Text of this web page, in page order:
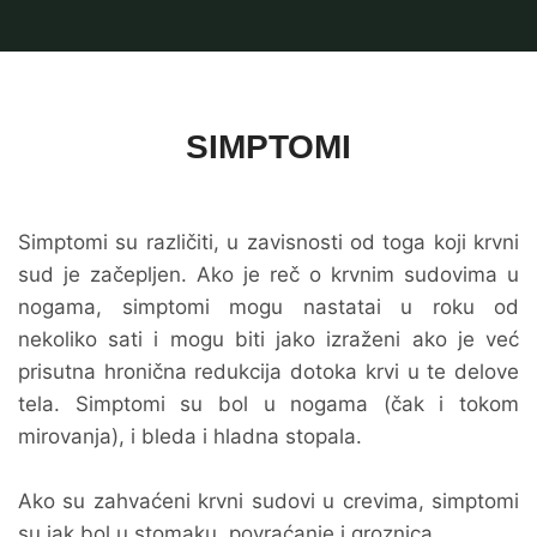
SIMPTOMI
Simptomi su različiti, u zavisnosti od toga koji krvni
sud je začepljen. Ako je reč o krvnim sudovima u
nogama, simptomi mogu nastatai u roku od
nekoliko sati i mogu biti jako izraženi ako je već
prisutna hronična redukcija dotoka krvi u te delove
tela. Simptomi su bol u nogama (čak i tokom
mirovanja), i bleda i hladna stopala.
Ako su zahvaćeni krvni sudovi u crevima, simptomi